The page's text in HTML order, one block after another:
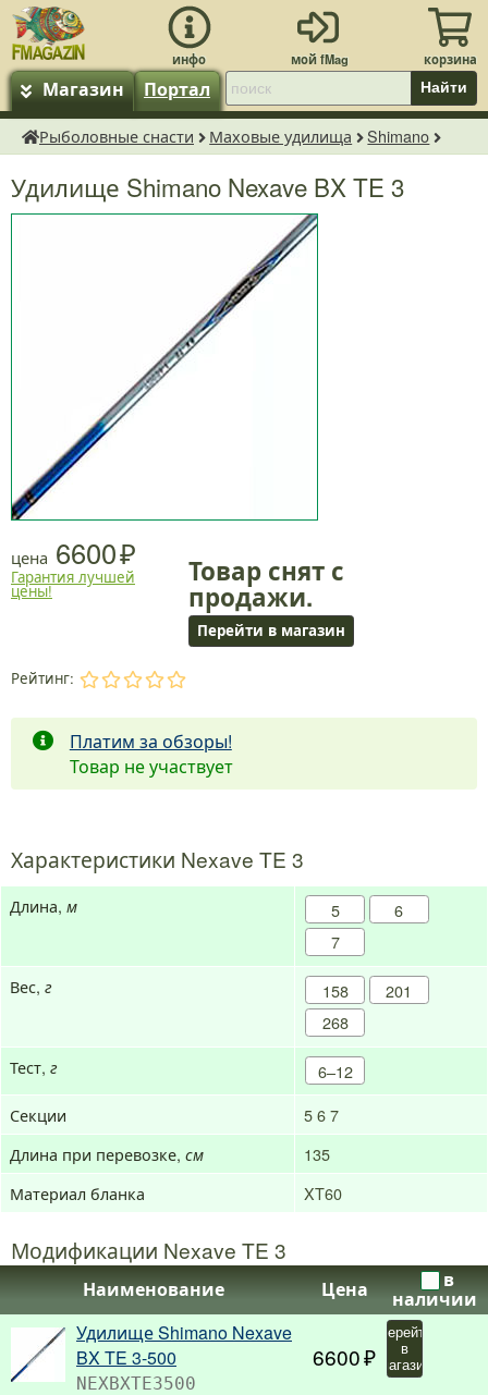
Магазин Портал Найти
fMagazin.ru
Рыболовные снасти Маховые удилища Shimano
Удилище Shimano Nexave BX TE 3
цена 6600
Гарантия лучшей
цены!
Товар снят с
продажи.
Перейти в магазин
Рейтинг:
Платим за обзоры!
Товар не участвует
Характеристики Nexave TE 3
Длина, м 5
6
7
Вес, г 158
201
268
Тест, г
6–12
Секции
5 6 7
Длина при перевозке, см
135
Материал бланка
XT60
Модификации Nexave TE 3
Наименование Цена
в
наличии
Удилище Shimano Nexave
BX TE 3-500
NEXBXTE3500
6600
Перейти
в
магазин